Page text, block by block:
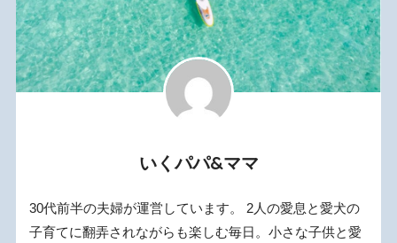
いくパパ&ママ
30代前半の夫婦が運営しています。 2人の愛息と愛犬の
子育てに翻弄されながらも楽しむ毎日。小さな子供と愛